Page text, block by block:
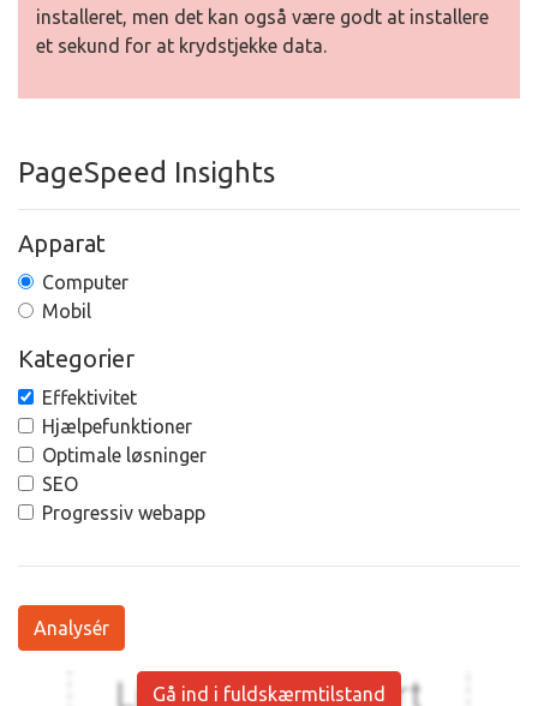
installeret, men det kan også være godt at installere
et sekund for at krydstjekke data.
PageSpeed Insights
Apparat
Computer
Mobil
Kategorier
Effektivitet
Hjælpefunktioner
Optimale løsninger
SEO
Progressiv webapp
Analysér
Gå ind i fuldskærmtilstand